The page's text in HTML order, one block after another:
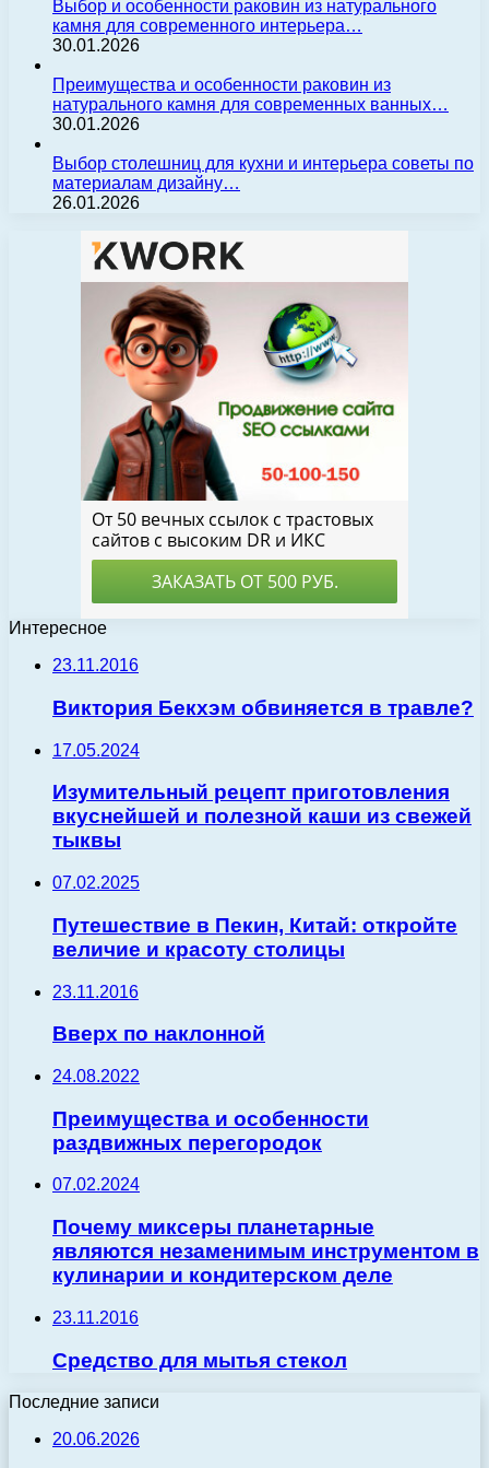
Выбор и особенности раковин из натурального
камня для современного интерьера…
30.01.2026
Преимущества и особенности раковин из
натурального камня для современных ванных…
30.01.2026
Выбор столешниц для кухни и интерьера советы по
материалам дизайну…
26.01.2026
Интересное
23.11.2016
Виктория Бекхэм обвиняется в травле?
17.05.2024
Изумительный рецепт приготовления
вкуснейшей и полезной каши из свежей
тыквы
07.02.2025
Путешествие в Пекин, Китай: откройте
величие и красоту столицы
23.11.2016
Вверх по наклонной
24.08.2022
Преимущества и особенности
раздвижных перегородок
07.02.2024
Почему миксеры планетарные
являются незаменимым инструментом в
кулинарии и кондитерском деле
23.11.2016
Средство для мытья стекол
Последние записи
20.06.2026